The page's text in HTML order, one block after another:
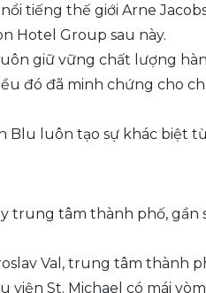
tiếng thế giới Arne
Hotel Group sau này.
giữ vững chất lượng
đó đã minh chứng cho
Blu luôn tạo sự khác biệt
trung tâm thành phố, gần
Val, trung tâm thành
St. Michael có mái